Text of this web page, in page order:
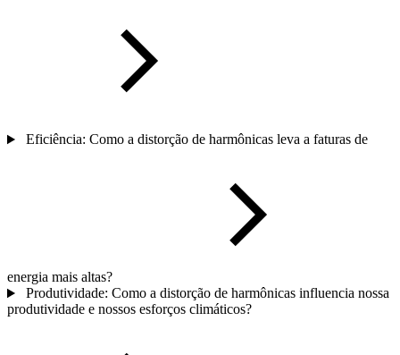
Eficiência: Como a distorção de harmônicas leva a faturas de
energia mais altas?
Produtividade: Como a distorção de harmônicas influencia nossa
produtividade e nossos esforços climáticos?